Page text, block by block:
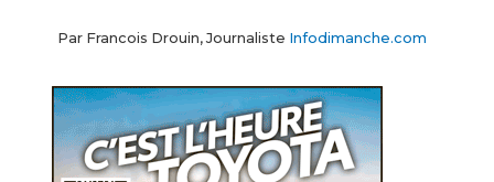
Par Francois Drouin, Journaliste Infodimanche.com